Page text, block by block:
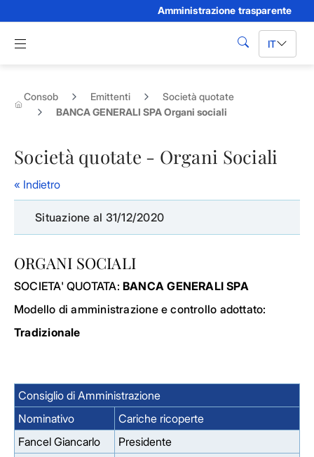
Amministrazione trasparente
Apri menu di navigazione
cerca IT
Consob Emittenti
Società quotate
BANCA GENERALI SPA Organi sociali
Società quotate - Organi Sociali
« Indietro
Situazione al 31/12/2020
ORGANI SOCIALI
SOCIETA' QUOTATA: BANCA GENERALI SPA
Modello di amministrazione e controllo adottato:
Tradizionale
Consiglio di Amministrazione
Nominativo
Cariche ricoperte
Fancel Giancarlo
Presidente